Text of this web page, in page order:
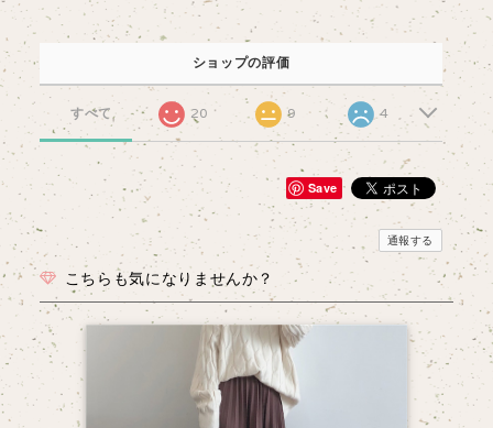
ショップの評価
すべて 20 9 4
Save
通報する
こちらも気になりませんか？